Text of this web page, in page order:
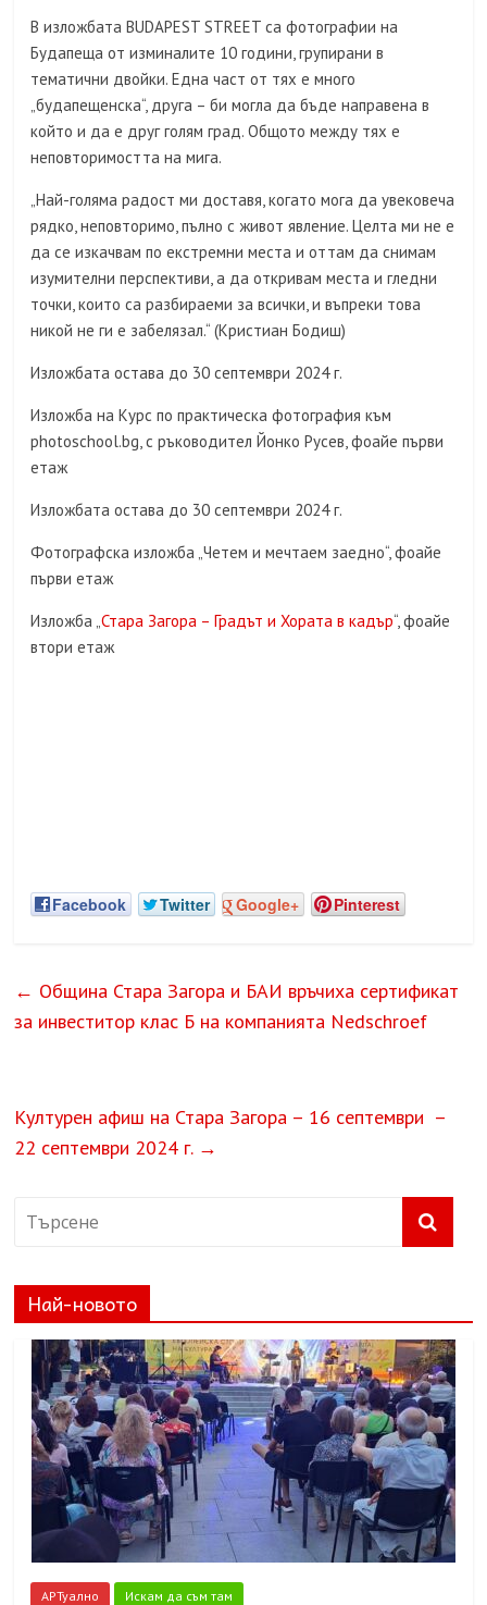
В изложбата BUDAPEST STREET са фотографии на
Будапеща от изминалите 10 години, групирани в
тематични двойки. Една част от тях е много
„будапещенска“, друга – би могла да бъде направена в
който и да е друг голям град. Общото между тях е
неповторимостта на мига.
„Най-голяма радост ми доставя, когато мога да увековеча
рядко, неповторимо, пълно с живот явление. Целта ми не е
да се изкачвам по екстремни места и оттам да снимам
изумителни перспективи, а да откривам места и гледни
точки, които са разбираеми за всички, и въпреки това
никой не ги е забелязал.“ (Кристиан Бодиш)
Изложбата остава до 30 септември 2024 г.
Изложба на Курс по практическа фотография към
photoschool.bg, с ръководител Йонко Русев, фоайе първи
етаж
Изложбата остава до 30 септември 2024 г.
Фотографска изложба „Четем и мечтаем заедно“, фоайе
първи етаж
Изложба „Стара Загора – Градът и Хората в кадър“, фоайе
втори етаж
Facebook Twitter Google+ Pinterest
← Община Стара Загора и БАИ връчиха сертификат
за инвеститор клас Б на компанията Nedschroef
Културен афиш на Стара Загора – 16 септември –
22 септември 2024 г. →
Най-новото
АРТуално Искам да съм там